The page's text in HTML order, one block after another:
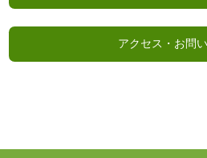
アクセス・お問